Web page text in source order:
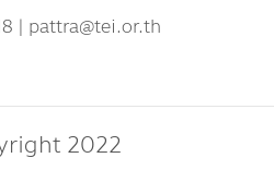
| pattra@tei.or.th
2022